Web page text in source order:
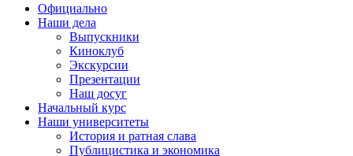
Официально
Наши дела
Выпускники
Киноклуб
Экскурсии
Презентации
Наш досуг
Начальный курс
Наши университеты
История и ратная слава
Публицистика и экономика